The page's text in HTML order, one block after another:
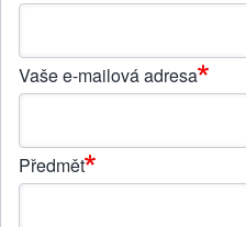
Vaše e-mailová adresa
Předmět